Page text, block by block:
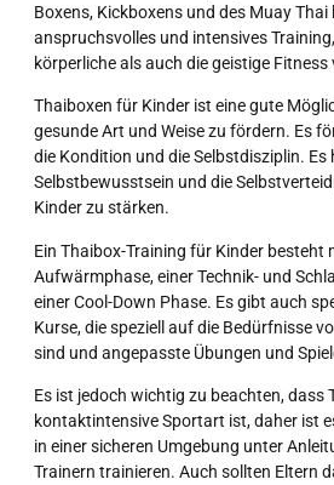
Boxens, Kickboxens und des Muay
anspruchsvolles und intensives
körperliche als auch die geistige Fitness
Thaiboxen für Kinder ist eine gute
gesunde Art und Weise zu fördern. Es
die Kondition und die Selbstdisziplin. Es
Selbstbewusstsein und die
Kinder zu stärken.
Ein Thaibox-Training für Kinder besteht
Aufwärmphase, einer Technik- und
einer Cool-Down Phase. Es gibt auch
Kurse, die speziell auf die Bedürfnisse
sind und angepasste Übungen und
Es ist jedoch wichtig zu beachten, dass
kontaktintensive Sportart ist, daher ist
in einer sicheren Umgebung unter
Trainern trainieren. Auch sollten Eltern